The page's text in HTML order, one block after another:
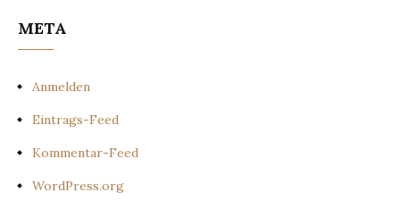
META
Anmelden
Eintrags-Feed
Kommentar-Feed
WordPress.org